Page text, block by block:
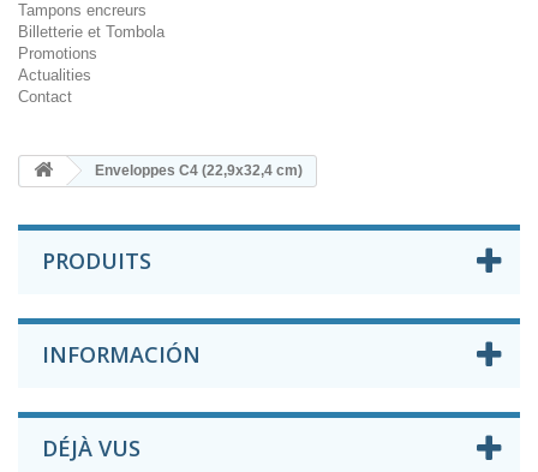
Tampons encreurs
Billetterie et Tombola
Promotions
Actualities
Contact
Enveloppes C4 (22,9x32,4 cm)
PRODUITS
INFORMACIÓN
DÉJÀ VUS